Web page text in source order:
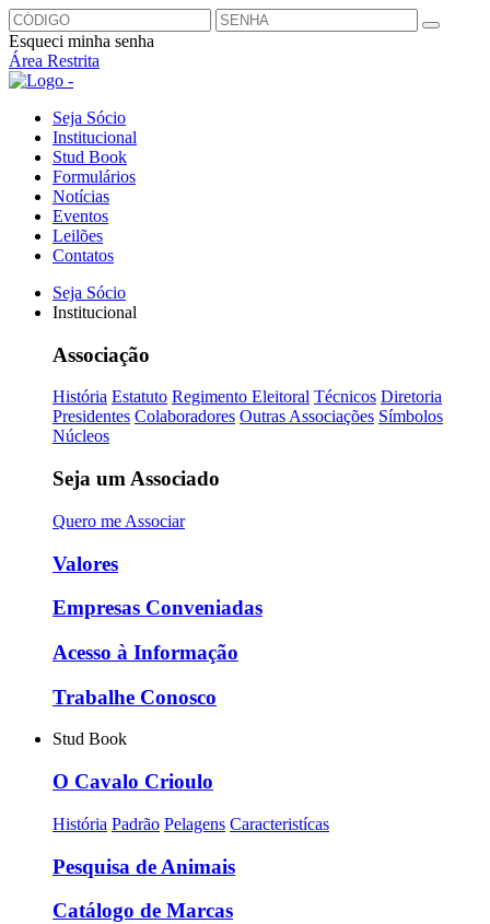
Esqueci minha senha
Área Restrita
Seja Sócio
Institucional
Stud Book
Formulários
Notícias
Eventos
Leilões
Contatos
Seja Sócio
Institucional
Associação
História Estatuto Regimento Eleitoral Técnicos Diretoria
Presidentes Colaboradores Outras Associações Símbolos
Núcleos
Seja um Associado
Quero me Associar
Valores
Empresas Conveniadas
Acesso à Informação
Trabalhe Conosco
Stud Book
O Cavalo Crioulo
História Padrão Pelagens Caracteristícas
Pesquisa de Animais
Catálogo de Marcas